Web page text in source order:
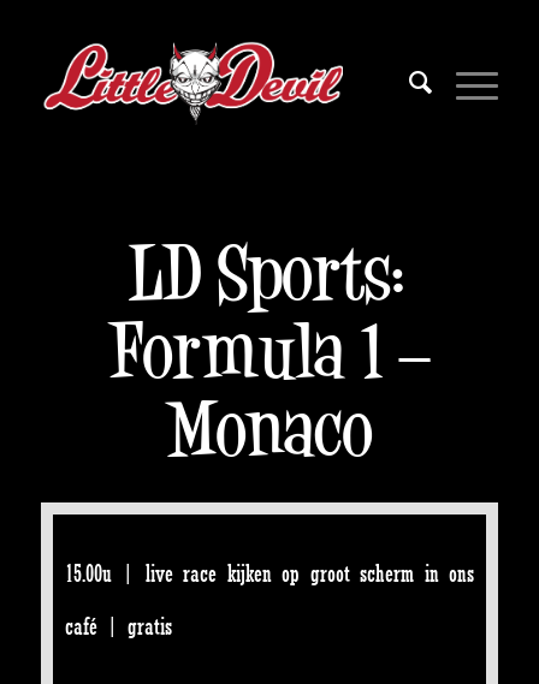
LD Sports:
Formula 1 –
Monaco
15.00u | live race kijken op groot scherm in ons
café | gratis